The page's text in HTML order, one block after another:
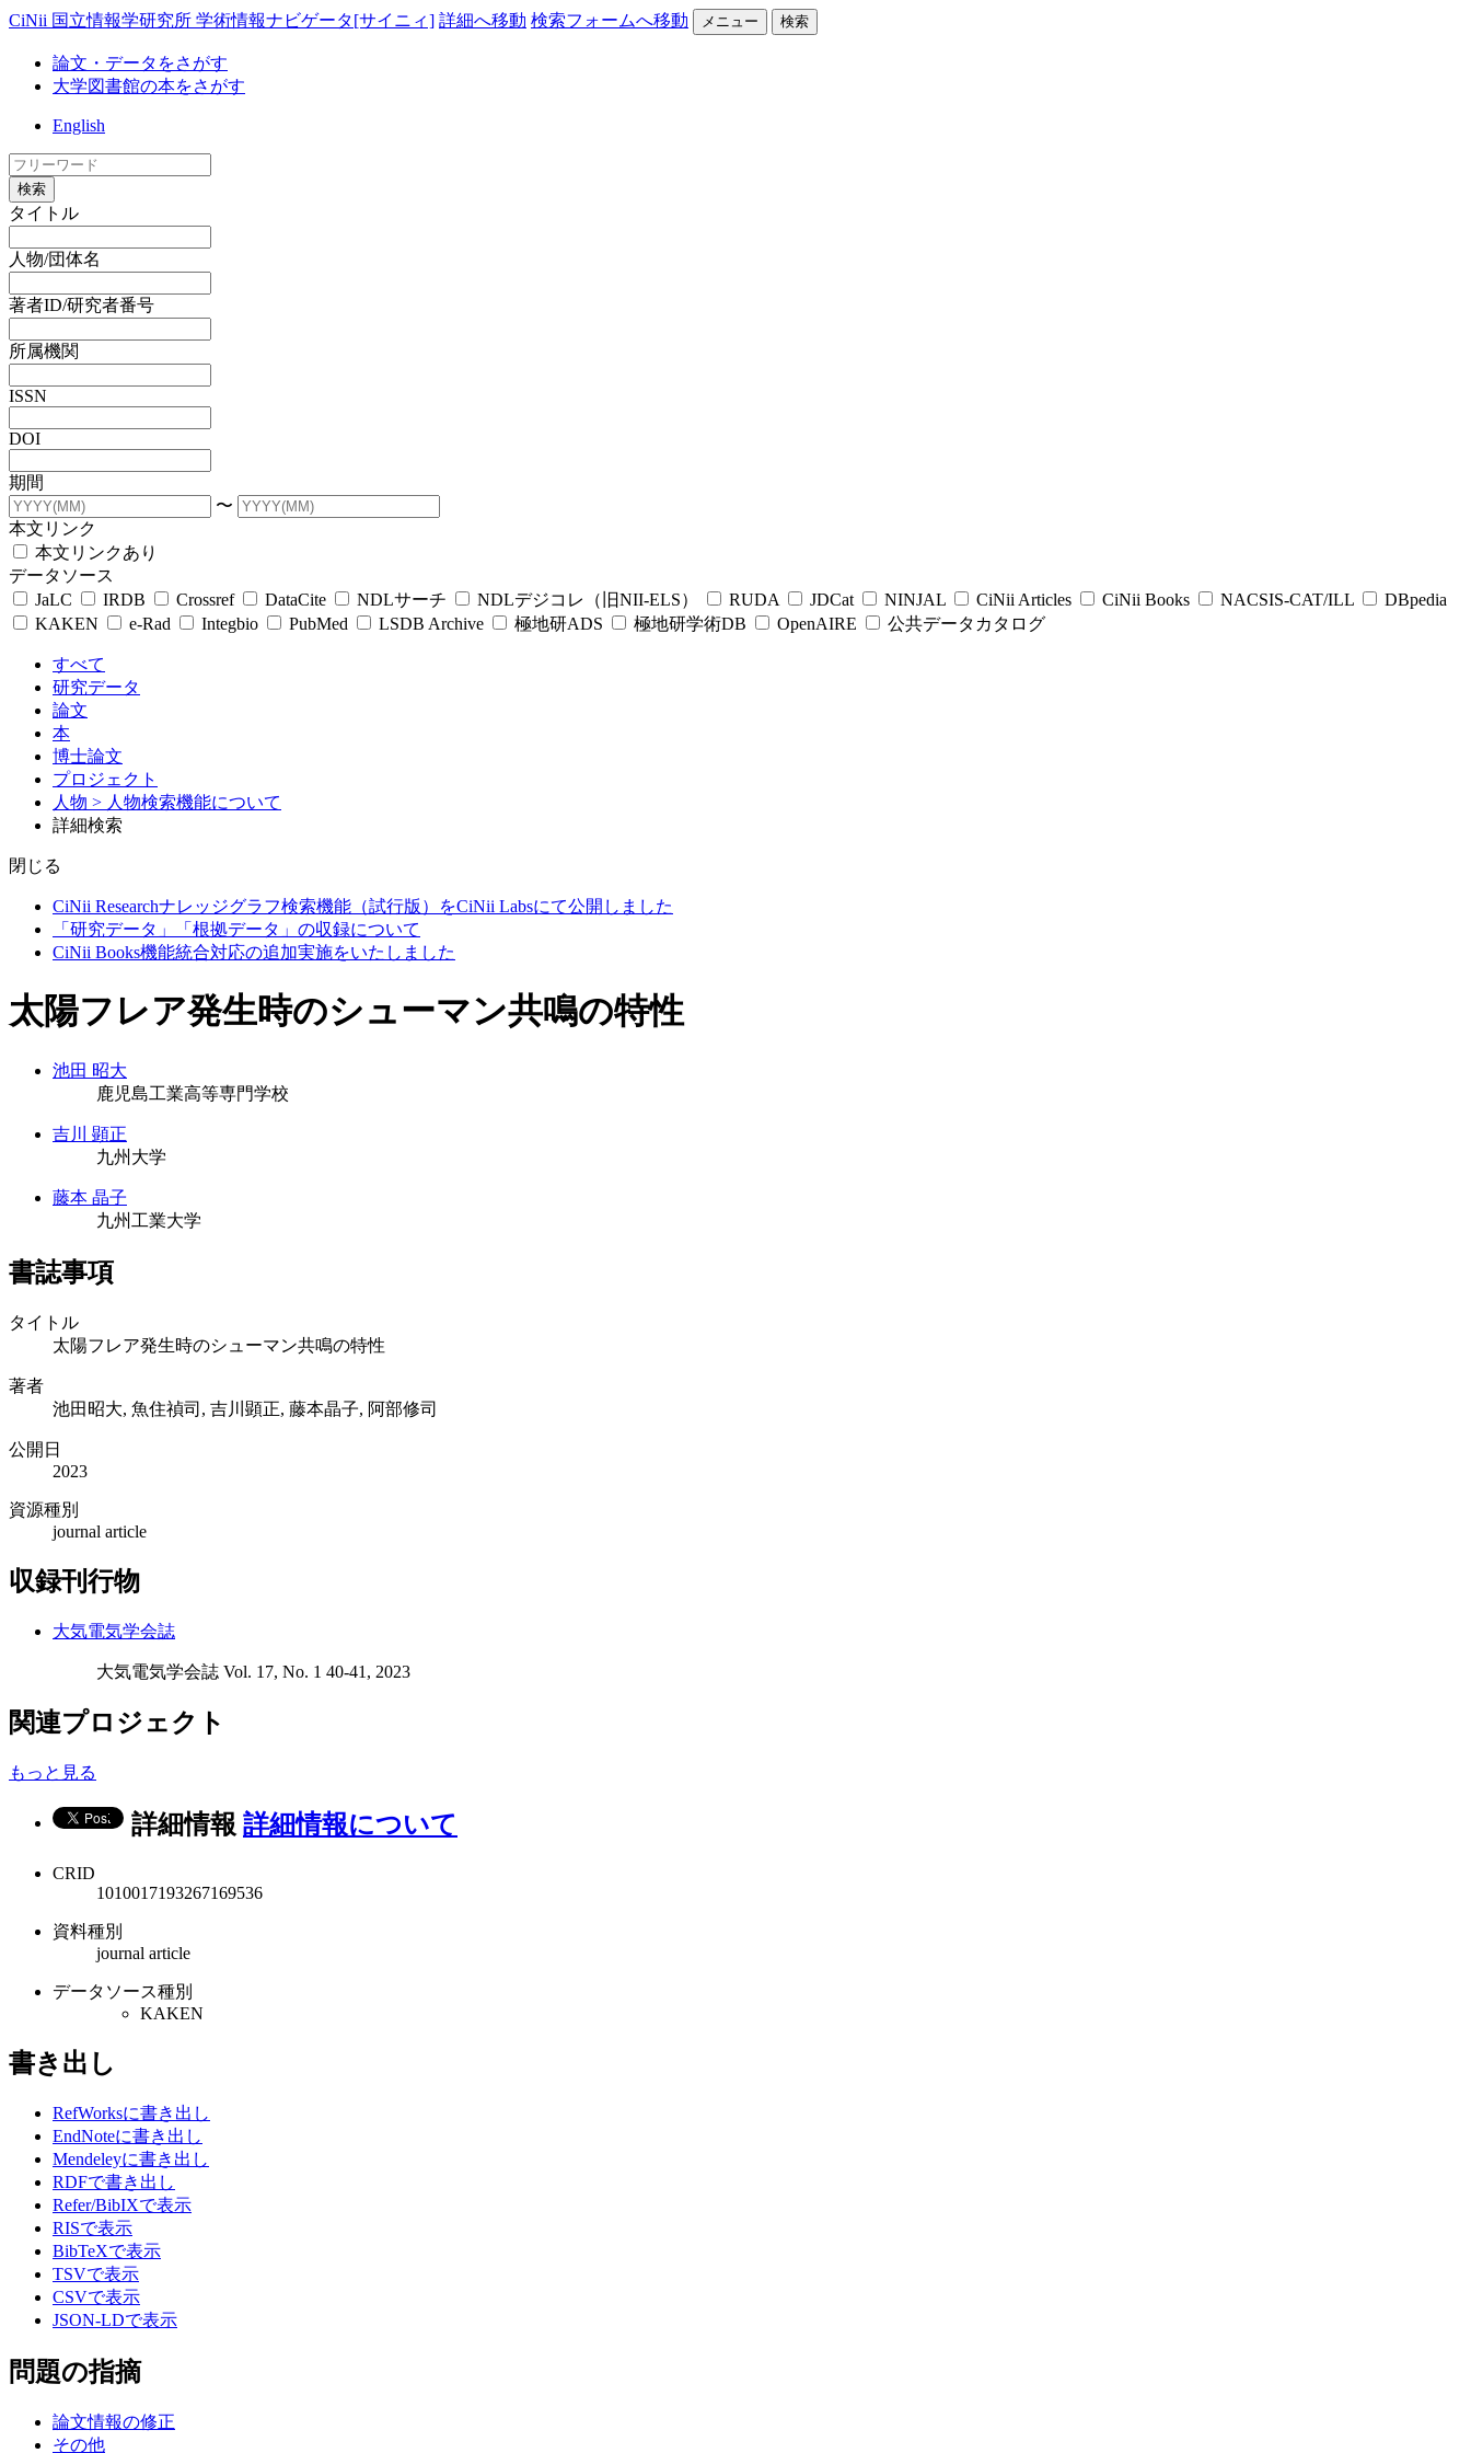
CiNii 国立情報学研究所 学術情報ナビゲータ[サイニィ] 詳細へ移動 検索フォームへ移動 メニュー 検索
論文・データをさがす
大学図書館の本をさがす
English
検索
タイトル
人物/団体名
著者ID/研究者番号
所属機関
ISSN
DOI
期間
〜
本文リンク
本文リンクあり
データソース
JaLC
IRDB Crossref DataCite NDLサーチ NDLデジコレ（旧NII-ELS） RUDA JDCat NINJAL CiNii Articles CiNii Books NACSIS-CAT/ILL
DBpedia
KAKEN
e-Rad Integbio PubMed LSDB Archive 極地研ADS 極地研学術DB OpenAIRE 公共データカタログ
すべて
研究データ
論文
本
博士論文
プロジェクト
人物 > 人物検索機能について
詳細検索
閉じる
CiNii Researchナレッジグラフ検索機能（試行版）をCiNii Labsにて公開しました
「研究データ」「根拠データ」の収録について
CiNii Books機能統合対応の追加実施をいたしました
太陽フレア発生時のシューマン共鳴の特性
池田 昭大
鹿児島工業高等専門学校
吉川 顕正
九州大学
藤本 晶子
九州工業大学
書誌事項
タイトル
太陽フレア発生時のシューマン共鳴の特性
著者
池田昭大, 魚住禎司, 吉川顕正, 藤本晶子, 阿部修司
公開日
2023
資源種別
journal article
収録刊行物
大気電気学会誌
大気電気学会誌 Vol. 17, No. 1 40-41, 2023
関連プロジェクト
もっと見る
詳細情報 詳細情報について
CRID
1010017193267169536
資料種別
journal article
データソース種別
KAKEN
書き出し
RefWorksに書き出し
EndNoteに書き出し
Mendeleyに書き出し
RDFで書き出し
Refer/BibIXで表示
RISで表示
BibTeXで表示
TSVで表示
CSVで表示
JSON-LDで表示
問題の指摘
論文情報の修正
その他